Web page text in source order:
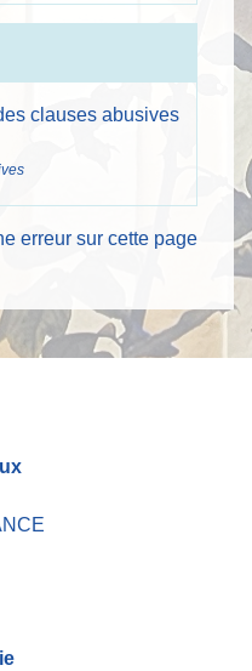
clauses abusives
erreur sur cette page